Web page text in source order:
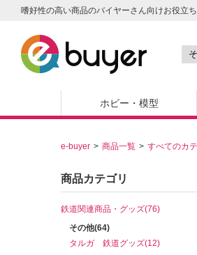
嗜好性の高い商品のバイヤーさん向けお役立ち
ホビー・模型
e-buyer 商品一覧 すべてのカ
商品カテゴリ
鉄道関連商品・グッズ(76)
その他(64)
タルガ 鉄道グッズ(12)